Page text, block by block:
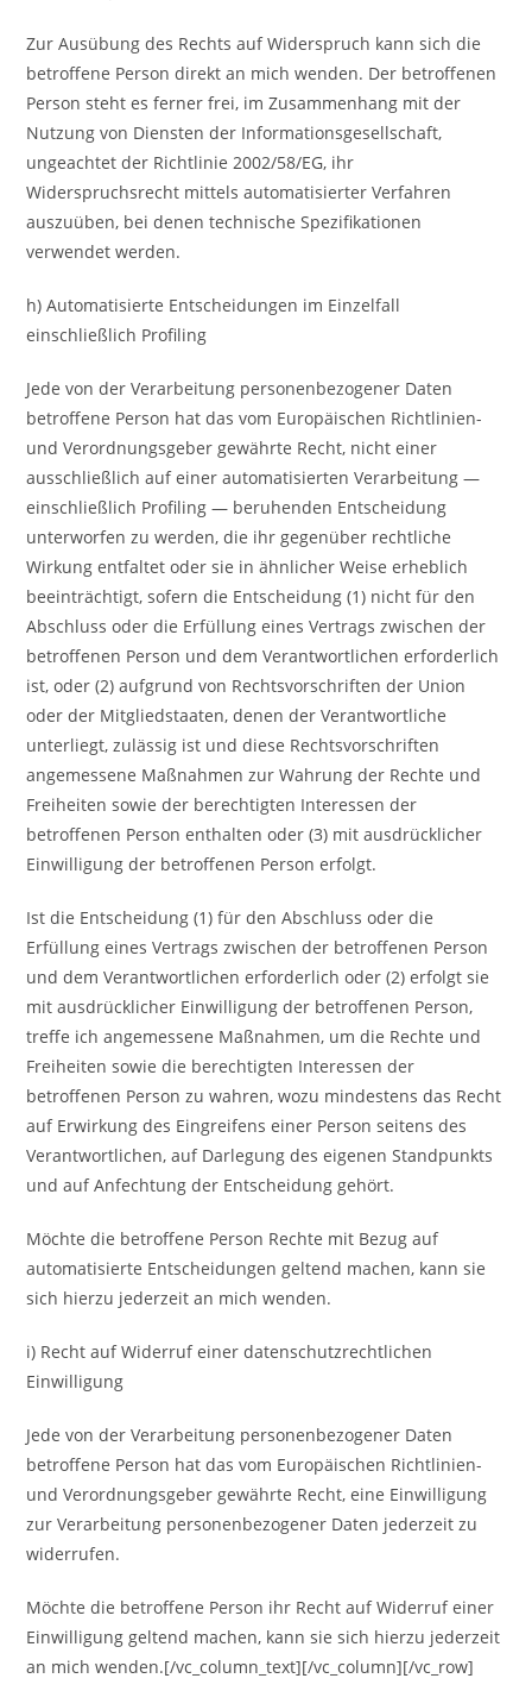
Zur Ausübung des Rechts auf Widerspruch kann sich die
betroffene Person direkt an mich wenden. Der betroffenen
Person steht es ferner frei, im Zusammenhang mit der
Nutzung von Diensten der Informationsgesellschaft,
ungeachtet der Richtlinie 2002/58/EG, ihr
Widerspruchsrecht mittels automatisierter Verfahren
auszuüben, bei denen technische Spezifikationen
verwendet werden.
h) Automatisierte Entscheidungen im Einzelfall
einschließlich Profiling
Jede von der Verarbeitung personenbezogener Daten
betroffene Person hat das vom Europäischen Richtlinien-
und Verordnungsgeber gewährte Recht, nicht einer
ausschließlich auf einer automatisierten Verarbeitung —
einschließlich Profiling — beruhenden Entscheidung
unterworfen zu werden, die ihr gegenüber rechtliche
Wirkung entfaltet oder sie in ähnlicher Weise erheblich
beeinträchtigt, sofern die Entscheidung (1) nicht für den
Abschluss oder die Erfüllung eines Vertrags zwischen der
betroffenen Person und dem Verantwortlichen erforderlich
ist, oder (2) aufgrund von Rechtsvorschriften der Union
oder der Mitgliedstaaten, denen der Verantwortliche
unterliegt, zulässig ist und diese Rechtsvorschriften
angemessene Maßnahmen zur Wahrung der Rechte und
Freiheiten sowie der berechtigten Interessen der
betroffenen Person enthalten oder (3) mit ausdrücklicher
Einwilligung der betroffenen Person erfolgt.
Ist die Entscheidung (1) für den Abschluss oder die
Erfüllung eines Vertrags zwischen der betroffenen Person
und dem Verantwortlichen erforderlich oder (2) erfolgt sie
mit ausdrücklicher Einwilligung der betroffenen Person,
treffe ich angemessene Maßnahmen, um die Rechte und
Freiheiten sowie die berechtigten Interessen der
betroffenen Person zu wahren, wozu mindestens das Recht
auf Erwirkung des Eingreifens einer Person seitens des
Verantwortlichen, auf Darlegung des eigenen Standpunkts
und auf Anfechtung der Entscheidung gehört.
Möchte die betroffene Person Rechte mit Bezug auf
automatisierte Entscheidungen geltend machen, kann sie
sich hierzu jederzeit an mich wenden.
i) Recht auf Widerruf einer datenschutzrechtlichen
Einwilligung
Jede von der Verarbeitung personenbezogener Daten
betroffene Person hat das vom Europäischen Richtlinien-
und Verordnungsgeber gewährte Recht, eine Einwilligung
zur Verarbeitung personenbezogener Daten jederzeit zu
widerrufen.
Möchte die betroffene Person ihr Recht auf Widerruf einer
Einwilligung geltend machen, kann sie sich hierzu jederzeit
an mich wenden.[/vc_column_text][/vc_column][/vc_row]